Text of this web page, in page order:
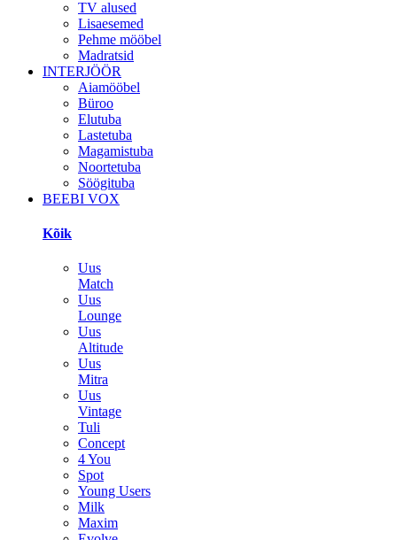
TV alused
Lisaesemed
Pehme mööbel
Madratsid
INTERJÖÖR
Aiamööbel
Büroo
Elutuba
Lastetuba
Magamistuba
Noortetuba
Söögituba
BEEBI VOX
Kõik
Uus
Match
Uus
Lounge
Uus
Altitude
Uus
Mitra
Uus
Vintage
Tuli
Concept
4 You
Spot
Young Users
Milk
Maxim